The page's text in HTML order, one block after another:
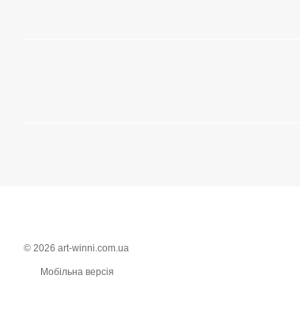
© 2026 art-winni.com.ua
Мобільна версія